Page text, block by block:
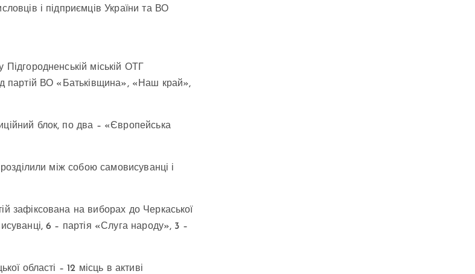
і підприємців України та ВО
міській ОТГ
партій ВО «Батьківщина», «Наш край»,
блок, по два – «Європейська
між собою самовисуванці і
зафіксована на виборах до Черкаської
6 – партія «Слуга народу», 3 –
області – 12 місць в активі